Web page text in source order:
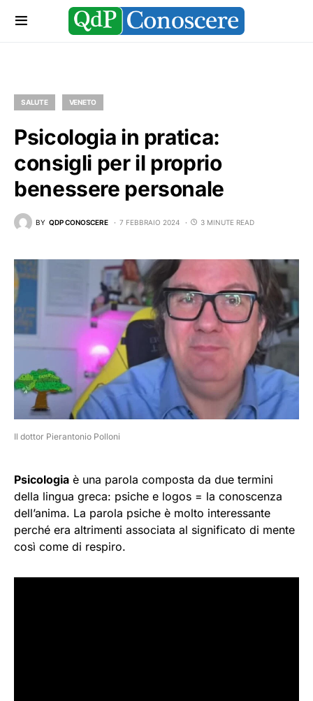
SALUTE VENETO
Psicologia in pratica:
consigli per il proprio
benessere personale
BY QDP CONOSCERE 7 FEBBRAIO 2024 3 MINUTE READ
Il dottor Pierantonio Polloni
Psicologia è una parola composta da due termini
della lingua greca: psiche e logos = la conoscenza
dell’anima. La parola psiche è molto interessante
perché era altrimenti associata al significato di mente
così come di respiro.